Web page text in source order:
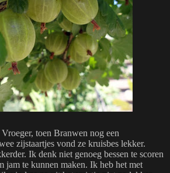
toen Branwen nog een
zijstaartjes vond ze kruisbes lekker.
Ik denk niet genoeg bessen te scoren
jam te kunnen maken. Ik heb het met